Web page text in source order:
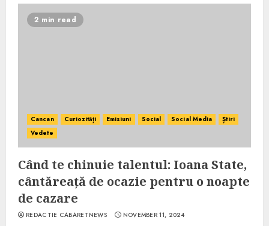
2 min read
Cancan Curiozități Emisiuni Social Social Media
Știri
Vedete
Când te chinuie talentul: Ioana State,
cântăreață de ocazie pentru o noapte
de cazare
REDACTIE CABARETNEWS NOVEMBER 11, 2024